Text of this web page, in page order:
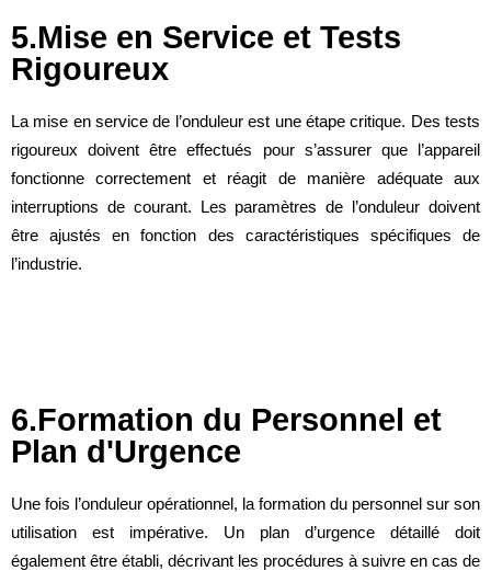
5.Mise en Service et Tests
Rigoureux
La mise en service de l’onduleur est une étape critique. Des tests
rigoureux doivent être effectués pour s’assurer que l’appareil
fonctionne correctement et réagit de manière adéquate aux
interruptions de courant. Les paramètres de l’onduleur doivent
être ajustés en fonction des caractéristiques spécifiques de
l’industrie.
6.Formation du Personnel et
Plan d'Urgence
Une fois l’onduleur opérationnel, la formation du personnel sur son
utilisation est impérative. Un plan d’urgence détaillé doit
également être établi, décrivant les procédures à suivre en cas de